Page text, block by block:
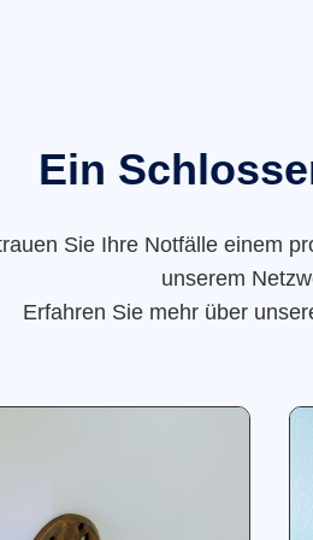
Ein
Sie Ihre Notfälle einem
unserem
Erfahren Sie mehr über